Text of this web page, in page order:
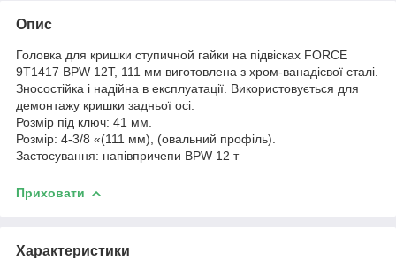
Опис
Головка для кришки ступичной гайки на підвісках FORCE
9T1417 BPW 12T, 111 мм виготовлена з хром-ванадієвої сталі.
Зносостійка і надійна в експлуатації. Використовується для
демонтажу кришки задньої осі.
Розмір під ключ: 41 мм.
Розмір: 4-3/8 «(111 мм), (овальний профіль).
Застосування: напівпричепи BPW 12 т
Приховати
Характеристики